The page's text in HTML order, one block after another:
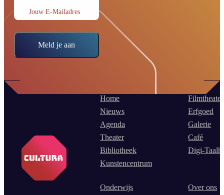
Jouw E-Mailadres
Meld je aan
Home
Nieuws
Agenda
Theater
Bibliotheek
Kunstencentrum
Filmtheater
Erfgoed
Galerie
Café
Digi-
Onderwijs
Over ons